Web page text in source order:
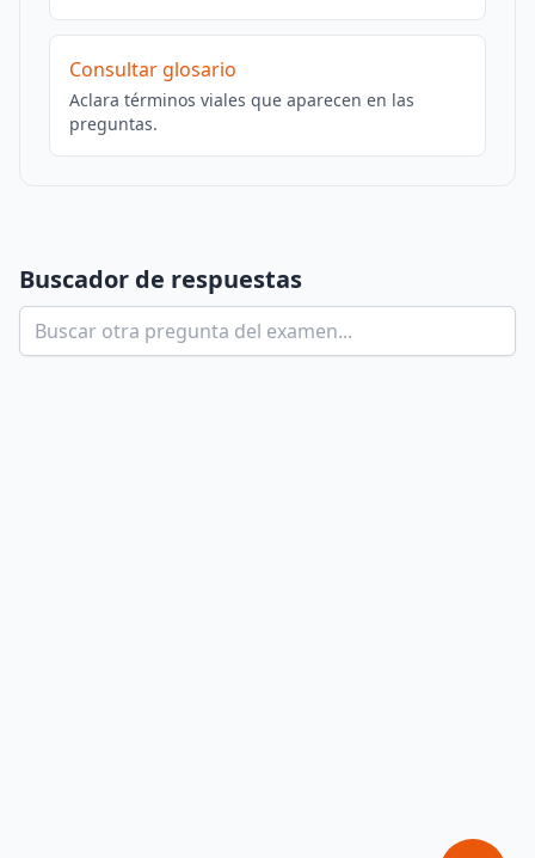
Consultar glosario
Aclara términos viales que aparecen en las
preguntas.
Buscador de respuestas